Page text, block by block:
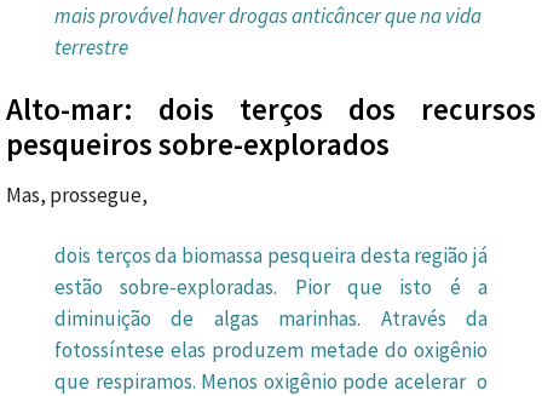
mais provável haver drogas anticâncer que na vida
terrestre
Alto-mar: dois terços dos recursos
pesqueiros sobre-explorados
Mas, prossegue,
dois terços da biomassa pesqueira desta região já
estão sobre-exploradas. Pior que isto é a
diminuição de algas marinhas. Através da
fotossíntese elas produzem metade do oxigênio
que respiramos. Menos oxigênio pode acelerar o